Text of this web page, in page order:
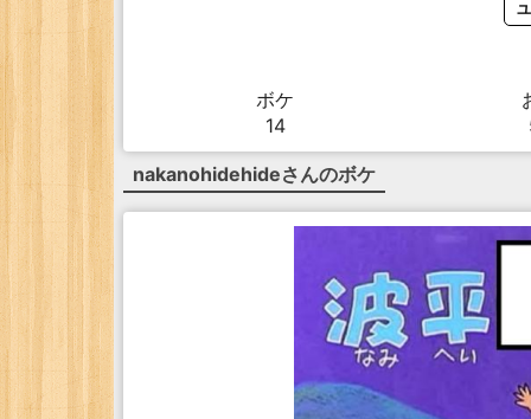
ボケ
14
nakanohidehideさんのボケ